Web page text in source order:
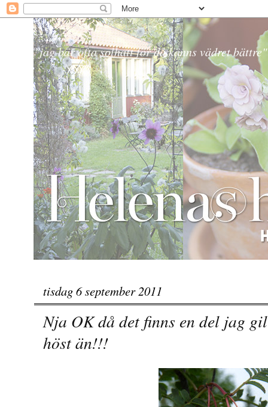
Helena´s Hem & Trädgård
"jag bär ofta solhatt för då känns vädret bättre"
tisdag 6 september 2011
Nja OK då det finns en del jag
höst än!!!